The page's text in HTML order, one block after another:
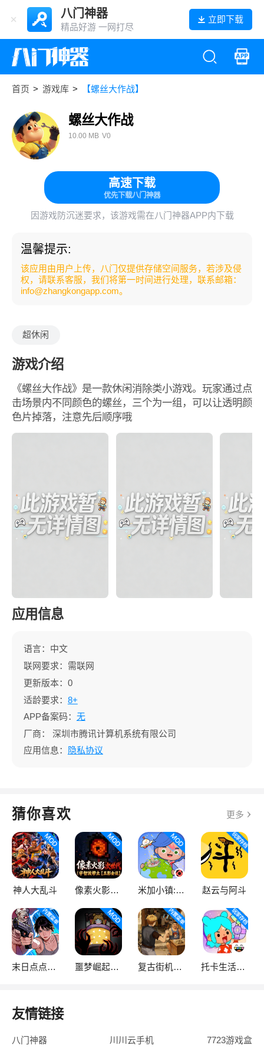
八门神器
精品好游 一网打尽
立即下载
首页 > 游戏库 > 【螺丝大作战】
螺丝大作战
10.00 MB V0
高速下载
优先下载八门神器
因游戏防沉迷要求，该游戏需在八门神器APP内下载
温馨提示:
该应用由用户上传，八门仅提供存储空间服务，若涉及侵
权，请联系客服，我们将第一时间进行处理，联系邮箱：
info@zhangkongapp.com。
超休闲
游戏介绍
《螺丝大作战》是一款休闲消除类小游戏。玩家通过点
击场景内不同颜色的螺丝，三个为一组，可以让透明颜
色片掉落，注意先后顺序哦
应用信息
语言：中文
联网要求：需联网
更新版本：0
适龄要求： 8+
APP备案码： 无
厂商：
深圳市腾讯计算机系统有限公司
应用信息：
隐私协议
猜你喜欢 更多
神人大乱斗 像素火影次世代 米加小镇:世界 赵云与阿斗
末日点点（辅助菜单） 噩梦崛起：生存 复古街机大亨 托卡生活：世界
友情链接
八门神器 川川云手机 7723游戏盒